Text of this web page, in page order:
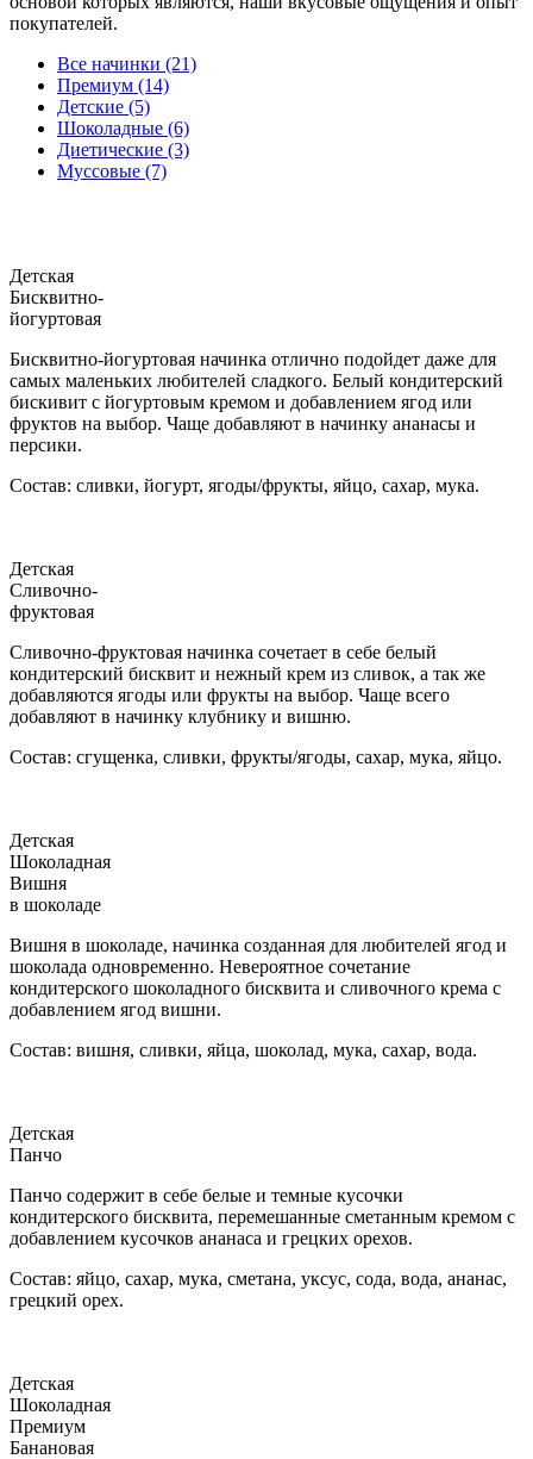
покупателей.
Все начинки (21)
Премиум (14)
Детские (5)
Шоколадные (6)
Диетические (3)
Муссовые (7)
Детская
Бисквитно-
йогуртовая
Бисквитно-йогуртовая начинка отлично подойдет даже для
самых маленьких любителей сладкого. Белый кондитерский
бискивит с йогуртовым кремом и добавлением ягод или
фруктов на выбор. Чаще добавляют в начинку ананасы и
персики.
Состав: сливки, йогурт, ягоды/фрукты, яйцо, сахар, мука.
Детская
Сливочно-
фруктовая
Сливочно-фруктовая начинка сочетает в себе белый
кондитерский бисквит и нежный крем из сливок, а так же
добавляются ягоды или фрукты на выбор. Чаще всего
добавляют в начинку клубнику и вишню.
Состав: сгущенка, сливки, фрукты/ягоды, сахар, мука, яйцо.
Детская
Шоколадная
Вишня
в шоколаде
Вишня в шоколаде, начинка созданная для любителей ягод и
шоколада одновременно. Невероятное сочетание
кондитерского шоколадного бисквита и сливочного крема с
добавлением ягод вишни.
Состав: вишня, сливки, яйца, шоколад, мука, сахар, вода.
Детская
Панчо
Панчо содержит в себе белые и темные кусочки
кондитерского бисквита, перемешанные сметанным кремом с
добавлением кусочков ананаса и грецких орехов.
Состав: яйцо, сахар, мука, сметана, уксус, сода, вода, ананас,
грецкий орех.
Детская
Шоколадная
Премиум
Банановая